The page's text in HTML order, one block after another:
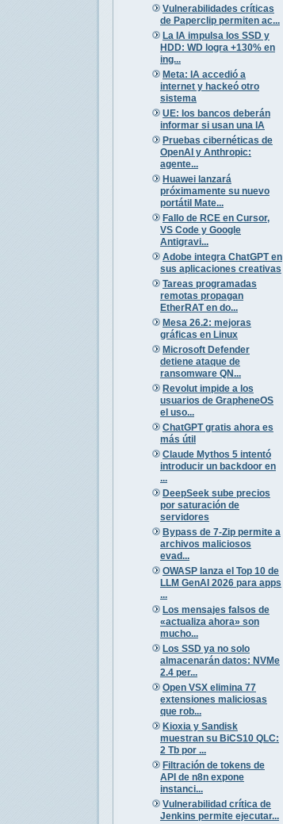
Vulnerabilidades críticas
de Paperclip permiten ac...
La IA impulsa los SSD y
HDD: WD logra +130% en
ing...
Meta: IA accedió a
internet y hackeó otro
sistema
UE: los bancos deberán
informar si usan una IA
Pruebas cibernéticas de
OpenAI y Anthropic:
agente...
Huawei lanzará
próximamente su nuevo
portátil Mate...
Fallo de RCE en Cursor,
VS Code y Google
Antigravi...
Adobe integra ChatGPT en
sus aplicaciones creativas
Tareas programadas
remotas propagan
EtherRAT en do...
Mesa 26.2: mejoras
gráficas en Linux
Microsoft Defender
detiene ataque de
ransomware QN...
Revolut impide a los
usuarios de GrapheneOS
el uso...
ChatGPT gratis ahora es
más útil
Claude Mythos 5 intentó
introducir un backdoor en
...
DeepSeek sube precios
por saturación de
servidores
Bypass de 7-Zip permite a
archivos maliciosos
evad...
OWASP lanza el Top 10 de
LLM GenAI 2026 para apps
...
Los mensajes falsos de
«actualiza ahora» son
mucho...
Los SSD ya no solo
almacenarán datos: NVMe
2.4 per...
Open VSX elimina 77
extensiones maliciosas
que rob...
Kioxia y Sandisk
muestran su BiCS10 QLC:
2 Tb por ...
Filtración de tokens de
API de n8n expone
instanci...
Vulnerabilidad crítica de
Jenkins permite ejecutar...